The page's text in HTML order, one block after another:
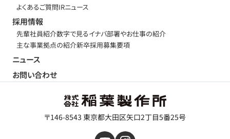
〒146-8543 東京都大田区矢口2丁目5番25号
よくあるご質問IRニュース
採用情報
先輩社員紹介数字で見るイナバ部署やお仕事の紹介
主な事業拠点の紹介新卒採用募集要項
ニュース
お問い合わせ